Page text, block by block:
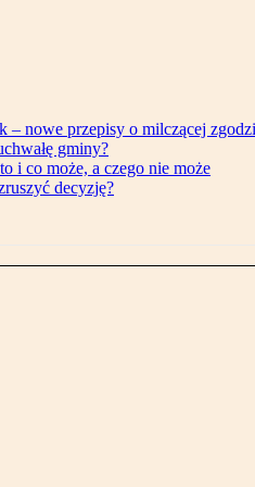
– nowe przepisy o milczącej
gminy?
i co może, a czego nie może
decyzję?